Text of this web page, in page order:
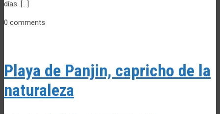
días. […]
0 comments
Playa de Panjin, capricho de la
naturaleza